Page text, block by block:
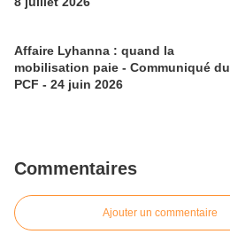
Affaire Lyhanna : quand la
mobilisation paie - Communiqué du
PCF - 24 juin 2026
Commentaires
Ajouter un commentaire